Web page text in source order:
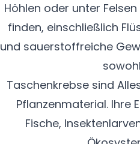
Höhlen oder unter
finden, einschließlich
und sauerstoffreiche
Taschenkrebse sind
Pflanzenmaterial. Ihre
Fische,